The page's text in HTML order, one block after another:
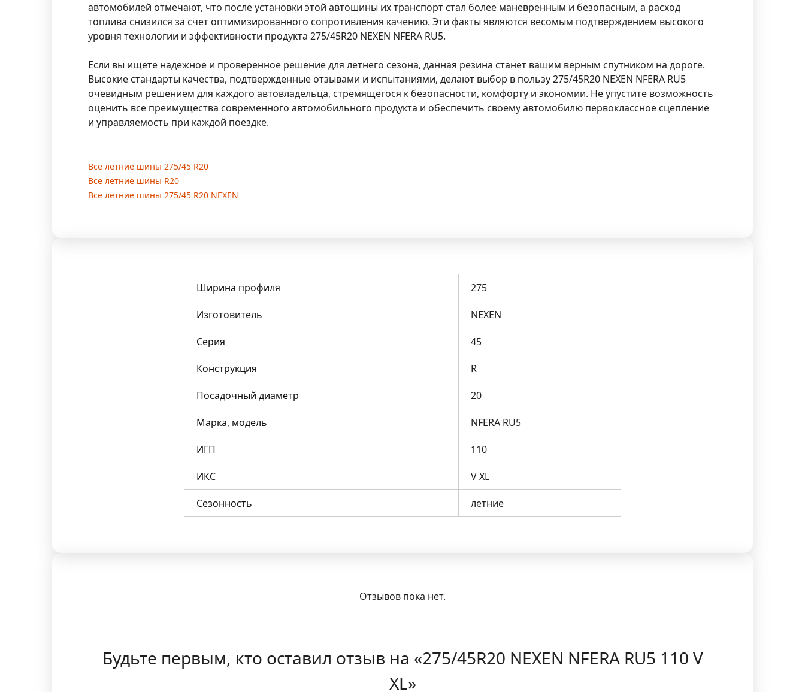
автомобилей отмечают, что после установки этой автошины их транспорт стал более маневренным и безопасным, а расход
топлива снизился за счет оптимизированного сопротивления качению. Эти факты являются весомым подтверждением высокого
уровня технологии и эффективности продукта 275/45R20 NEXEN NFERA RU5.
Если вы ищете надежное и проверенное решение для летнего сезона, данная резина станет вашим верным спутником на дороге.
Высокие стандарты качества, подтвержденные отзывами и испытаниями, делают выбор в пользу 275/45R20 NEXEN NFERA RU5
очевидным решением для каждого автовладельца, стремящегося к безопасности, комфорту и экономии. Не упустите возможность
оценить все преимущества современного автомобильного продукта и обеспечить своему автомобилю первоклассное сцепление
и управляемость при каждой поездке.
Все летние шины 275/45 R20
Все летние шины R20
Все летние шины 275/45 R20 NEXEN
Ширина профиля 275
Изготовитель NEXEN
Серия 45
Конструкция R
Посадочный диаметр 20
Марка, модель NFERA RU5
ИГП 110
ИКС V XL
Сезонность летние
Отзывов пока нет.
Будьте первым, кто оставил отзыв на «275/45R20 NEXEN NFERA RU5 110 V
XL»